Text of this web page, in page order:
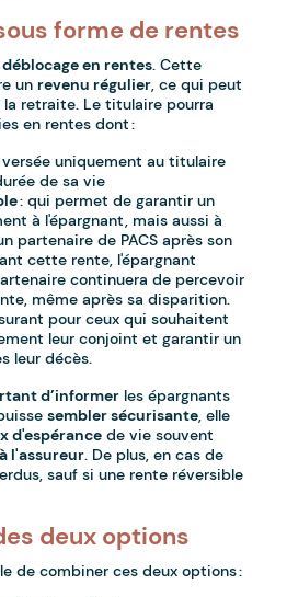
forme de rentes
déblocage en rentes. Cette
unrevenu régulier, ce qui peut
retraite. Le titulaire pourra
en rentes dont :
versée uniquement au titulaire
de sa vie
: qui permet de garantir un
à l'épargnant, mais aussi à
partenaire de PACS après son
cette rente, l'épargnant
continuera de percevoir
même après sa disparition.
pour ceux qui souhaitent
leur conjoint et garantir un
leur décès.
d’informer les épargnants
sembler sécurisante, elle
d'espérance de vie souvent
l'assureur. De plus, en cas de
sauf si une rente réversible
deux options
de combiner ces deux options :